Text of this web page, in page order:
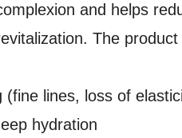
and helps
The
(fine lines, loss of
hydration